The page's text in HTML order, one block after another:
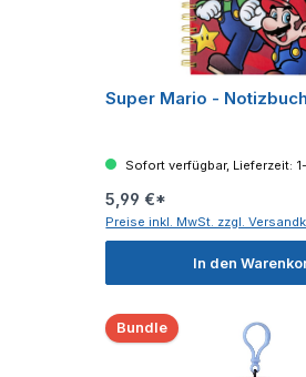
Super Mario - Notizbuch
Sofort verfügbar, Lieferzeit:
5,99 €*
Preise inkl. MwSt. zzgl.
In den
Bundle